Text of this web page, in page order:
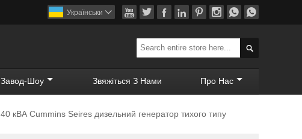
       
Українськи 

Завод-Шоу Звяжіться З Нами Про Нас
40 кВА Cummins Seires дизельний генератор тихого типу